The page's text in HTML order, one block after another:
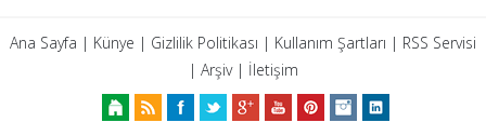
Ana Sayfa | Künye | Gizlilik Politikası | Kullanım Şartları | RSS Servisi
| Arşiv| İletişim